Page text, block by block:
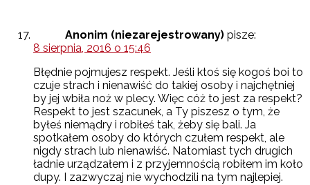
Anonim (niezarejestrowany) pisze:
8 sierpnia, 2016 o 15:46
Błędnie pojmujesz respekt. Jeśli ktoś się kogoś boi to
czuje strach i nienawiść do takiej osoby i najchętniej
by jej wbiła noż w plecy. Więc cóż to jest za respekt?
Respekt to jest szacunek, a Ty piszesz o tym, że
byłeś niemądry i robiłeś tak, żeby się bali. Ja
spotkałem osoby do których czułem respekt, ale
nigdy strach lub nienawiść. Natomiast tych drugich
ładnie urządzałem i z przyjemnością robiłem im koło
dupy. I zazwyczaj nie wychodzili na tym najlepiej.